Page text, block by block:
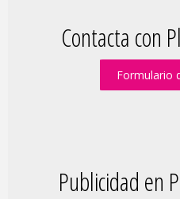
Contacta con
Formulario
Publicidad en